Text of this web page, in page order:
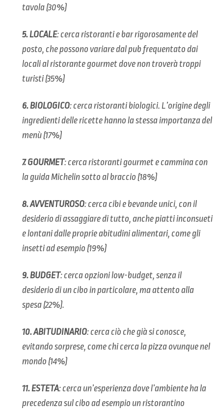
tavola (30%)
5. LOCALE: cerca ristoranti e bar rigorosamente del
posto, che possono variare dal pub frequentato dai
locali al ristorante gourmet dove non troverà troppi
turisti (35%)
6. BIOLOGICO: cerca ristoranti biologici. L’origine degli
ingredienti delle ricette hanno la stessa importanza del
menù (17%)
7. GOURMET: cerca ristoranti gourmet e cammina con
la guida Michelin sotto al braccio (18%)
8.AVVENTUROSO: cerca cibi e bevande unici, con il
desiderio di assaggiare di tutto, anche piatti inconsueti
e lontani dalle proprie abitudini alimentari, come gli
insetti ad esempio (19%)
9.BUDGET: cerca opzioni low-budget, senza il
desiderio di un cibo in particolare, ma attento alla
spesa (22%).
10.ABITUDINARIO: cerca ciò che già si conosce,
evitando sorprese, come chi cerca la pizza ovunque nel
mondo (14%)
11. ESTETA: cerca un’esperienza dove l’ambiente ha la
precedenza sul cibo ad esempio un ristorantino